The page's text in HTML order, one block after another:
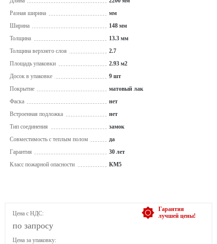
Разная ширина
мм
Ширина
148 мм
Толщина
13.3 мм
Толщина верхнего слоя
2.7
Площадь упаковки
2.93 м2
Досок в упаковке
9 шт
Покрытие
матовый лак
Фаска
нет
Встроенная подложка
нет
Тип соединения
замок
Совместимость с теплым полом
да
Гарантия
30 лет
Класс пожарной опасности
КМ5
Гарантия
лучшей цены!
Цена с НДС:
по запросу
Цена за упаковку: